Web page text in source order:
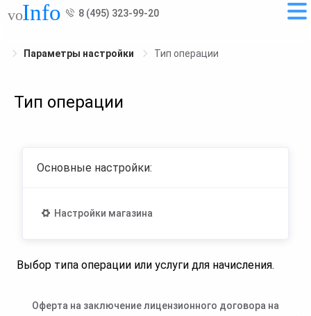
8 (495) 323-99-20
Параметры настройки Тип операции
Тип операции
Основные настройки:
Настройки магазина
Выбор типа операции или услуги для начисления.
Оферта на заключение лицензионного договора на